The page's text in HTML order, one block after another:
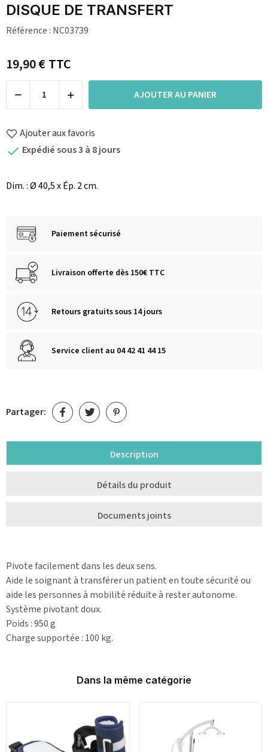
DISQUE DE TRANSFERT
Référence : NC03739
19,90 €TTC
AJOUTER AU PANIER
Ajouter aux favoris
 Expédié sous 3 à 8 jours
Dim. : Ø 40,5 x Ép. 2 cm.
Paiement sécurisé
Livraison offerte dès 150€ TTC
Retours gratuits sous 14 jours
Service client au 04 42 41 44 15
Partager:
Description
Détails du produit
Documents joints
Pivote facilement dans les deux sens.
Aide le soignant à transférer un patient en toute sécurité ou
aide les personnes à mobilité réduite à rester autonome.
Système pivotant doux.
Poids : 950 g
Charge supportée : 100 kg.
Dans la même catégorie